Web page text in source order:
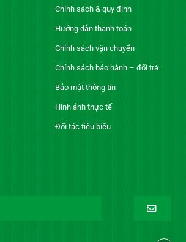
Chính sách & quy định
Hướng dẫn thanh toán
Chính sách vận chuyển
Chính sách bảo hành – đổi trả
Bảo mật thông tin
Hình ảnh thực tế
Đối tác tiêu biểu